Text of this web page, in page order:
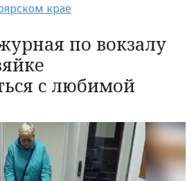
крае
по вокзалу
с любимой